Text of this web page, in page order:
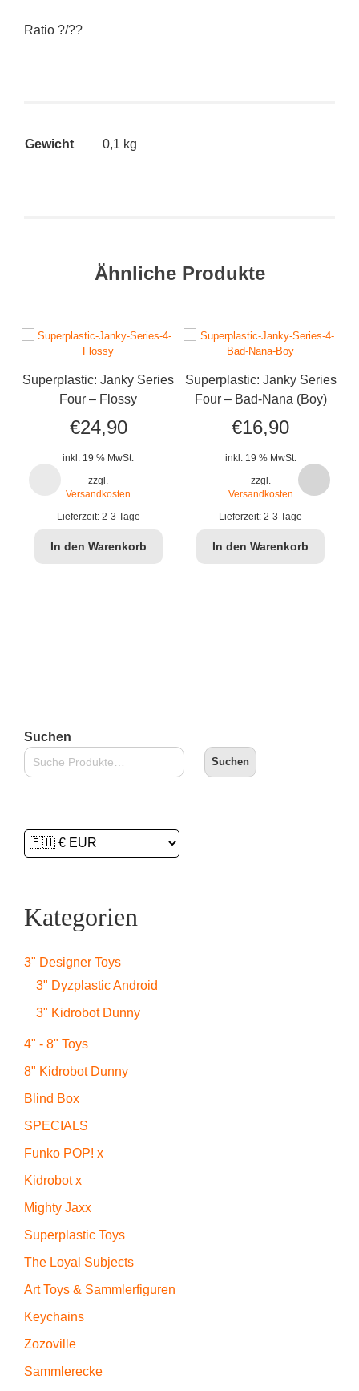
Ratio ?/??
Gewicht 0,1 kg
Ähnliche Produkte
Superplastic: Janky Series
Four – Flossy
€24,90
inkl. 19 % MwSt.
zzgl.
Versandkosten
Lieferzeit: 2-3 Tage
In den Warenkorb
Superplastic: Janky Series
Four – Bad-Nana (Boy)
€16,90
inkl. 19 % MwSt.
zzgl.
Versandkosten
Lieferzeit:2-3 Tage
In den Warenkorb
Suchen
Suchen
Kategorien
3" Designer Toys
3" Dyzplastic Android
3" Kidrobot Dunny
4" - 8" Toys
8" Kidrobot Dunny
Blind Box
SPECIALS
Funko POP! x
Kidrobot x
Mighty Jaxx
Superplastic Toys
The Loyal Subjects
Art Toys & Sammlerfiguren
Keychains
Zozoville
Sammlerecke